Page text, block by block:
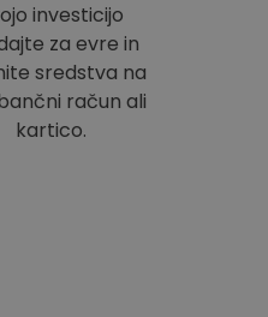
investicijo
za evre in
sredstva na
račun ali
kartico.